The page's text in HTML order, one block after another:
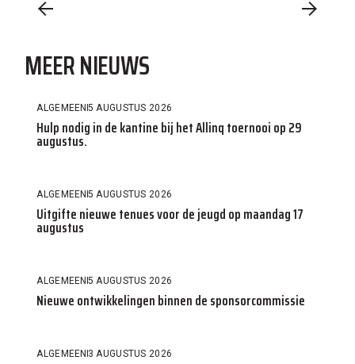
MEER NIEUWS
ALGEMEEN5 AUGUSTUS 2026
Hulp nodig in de kantine bij het Allinq toernooi op 29
augustus.
ALGEMEEN5 AUGUSTUS 2026
Uitgifte nieuwe tenues voor de jeugd op maandag 17
augustus
ALGEMEEN5 AUGUSTUS 2026
Nieuwe ontwikkelingen binnen de sponsorcommissie
ALGEMEEN3 AUGUSTUS 2026